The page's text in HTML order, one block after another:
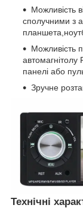
Можливість
сполучними з
Можливість
панелі або
Зручне
Технічні